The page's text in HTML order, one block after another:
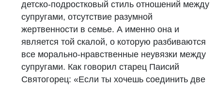
детско-подростковый стиль отношений между
супругами, отсутствие разумной
жертвенности в семье. А именно она и
является той скалой, о которую разбиваются
все морально-нравственные неувязки между
супругами. Как говорил старец Паисий
Святогорец: «Если ты хочешь соединить две